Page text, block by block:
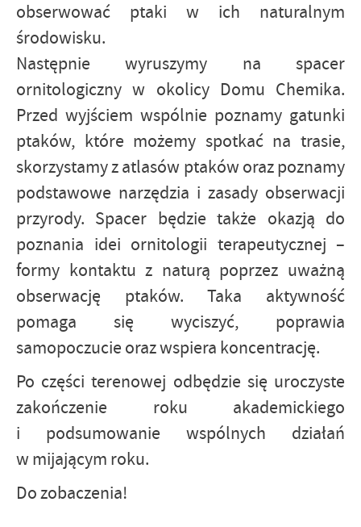
obserwować ptaki w ich naturalnym
środowisku.
Następnie wyruszymy na spacer
ornitologiczny w okolicy Domu Chemika.
Przed wyjściem wspólnie poznamy gatunki
ptaków, które możemy spotkać na trasie,
skorzystamy z atlasów ptaków oraz poznamy
podstawowe narzędzia i zasady obserwacji
przyrody. Spacer będzie także okazją do
poznania idei ornitologii terapeutycznej –
formy kontaktu z naturą poprzez uważną
obserwację ptaków. Taka aktywność
pomaga się wyciszyć, poprawia
samopoczucie oraz wspiera koncentrację.
Po części terenowej odbędzie się uroczyste
zakończenie roku akademickiego
i podsumowanie wspólnych działań
w mijającym roku.
Do zobaczenia!